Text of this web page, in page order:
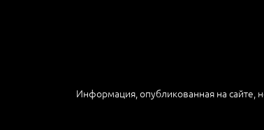
Информация, опубликованная на сайте,